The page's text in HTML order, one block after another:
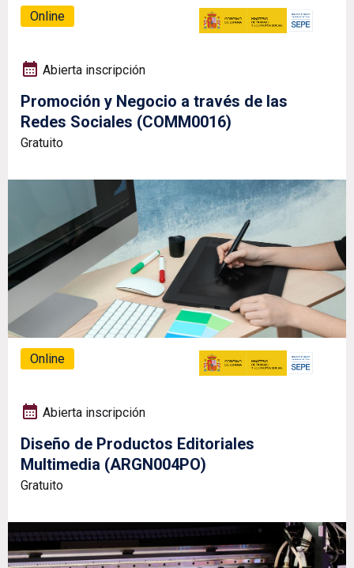
Online
Abierta inscripción
Promoción y Negocio a través de las
Redes Sociales (COMM0016)
Gratuito
Online
Abierta inscripción
Diseño de Productos Editoriales
Multimedia (ARGN004PO)
Gratuito